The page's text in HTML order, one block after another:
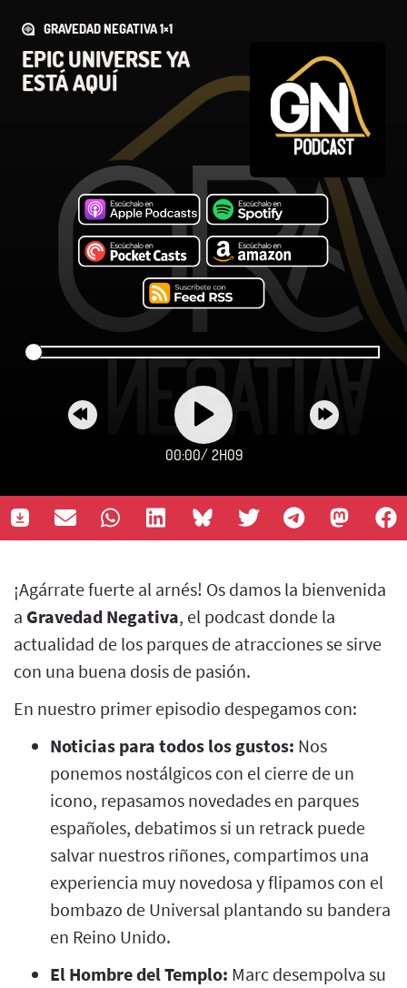
GRAVEDAD NEGATIVA 1×1
EPIC UNIVERSE YA
ESTÁ AQUÍ
00:00/ 2H09
¡Agárrate fuerte al arnés! Os damos la bienvenida
a Gravedad Negativa, el podcast donde la
actualidad de los parques de atracciones se sirve
con una buena dosis de pasión.
En nuestro primer episodio despegamos con:
Noticias para todos los gustos: Nos
ponemos nostálgicos con el cierre de un
icono, repasamos novedades en parques
españoles, debatimos si un retrack puede
salvar nuestros riñones, compartimos una
experiencia muy novedosa y flipamos con el
bombazo de Universal plantando su bandera
en Reino Unido.
El Hombre del Templo: Marc desempolva su